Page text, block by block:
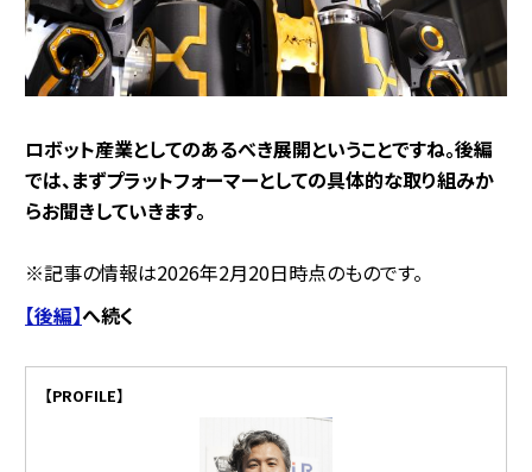
――ロボット産業としてのあるべき展開ということですね。後編
では、まずプラットフォーマーとしての具体的な取り組みか
らお聞きしていきます。
※記事の情報は2026年2月20日時点のものです。
【後編】へ続く
【PROFILE】